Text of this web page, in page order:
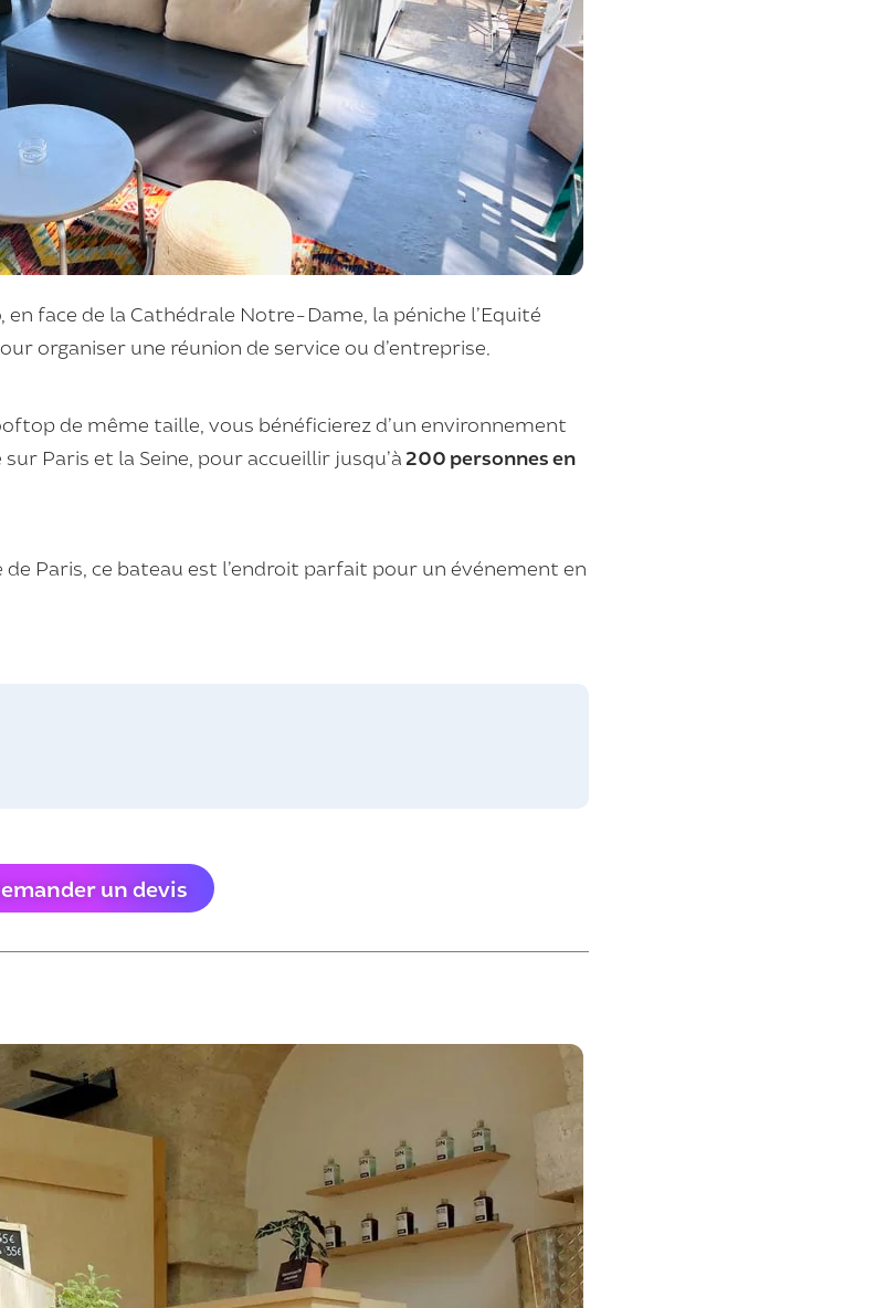
en face de la Cathédrale Notre-Dame, la péniche l’Equité
organiser une réunion de service ou d’entreprise.
de même taille, vous bénéficierez d’un environnement
Paris et la Seine, pour accueillir jusqu’à 200 personnes en
Paris, ce bateau est l’endroit parfait pour un événement en
un devis